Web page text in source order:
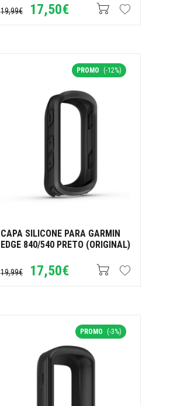
19,99€ 17,50€
PROMO (-12%)
CAPA SILICONE PARA GARMIN
EDGE 840/540 PRETO (ORIGINAL)
19,99€ 17,50€
PROMO (-3%)